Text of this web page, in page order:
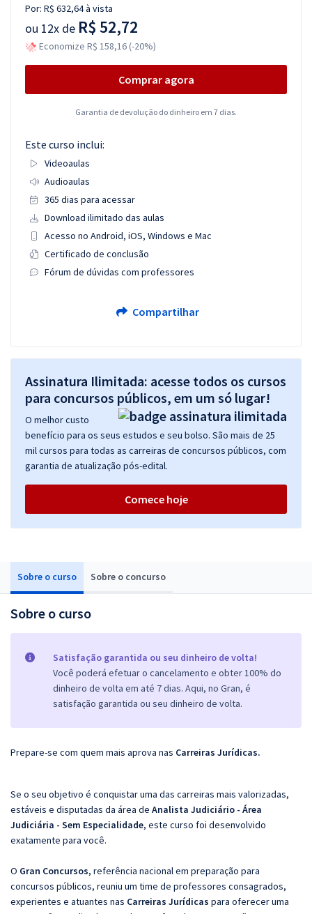
Sobre o curso Sobre o concurso
Sobre o curso
Satisfação garantida ou seu dinheiro de volta!
Você poderá efetuar o cancelamento e obter 100% do
dinheiro de volta em até 7 dias. Aqui, no Gran, é
satisfação garantida ou seu dinheiro de volta.
Prepare-se com quem mais aprova nas Carreiras Jurídicas.
Se o seu objetivo é conquistar uma das carreiras mais valorizadas,
estáveis e disputadas da área de Analista Judiciário - Área
Judiciária - Sem Especialidade, este curso foi desenvolvido
exatamente para você.
O Gran Concursos, referência nacional em preparação para
concursos públicos, reuniu um time de professores consagrados,
experientes e atuantes nas Carreiras Jurídicas para oferecer uma
Por: R$ 632,64à vista
ou 12x de R$ 52,72
Economize R$ 158,16 (-20%)
Comprar agora
Garantia de devolução do dinheiro em 7 dias.
Este curso inclui:
Videoaulas
Audioaulas
365 dias para acessar
Download ilimitado das aulas
Acesso no Android, iOS, Windows e Mac
Certificado de conclusão
Fórum de dúvidas com professores
Compartilhar
Assinatura Ilimitada: acesse todos os cursos
para concursos públicos, em um só lugar!
O melhor custo
benefício para os seus estudos e seu bolso. São mais de 25
mil cursos para todas as carreiras de concursos públicos, com
garantia de atualização pós-edital.
Comece hoje